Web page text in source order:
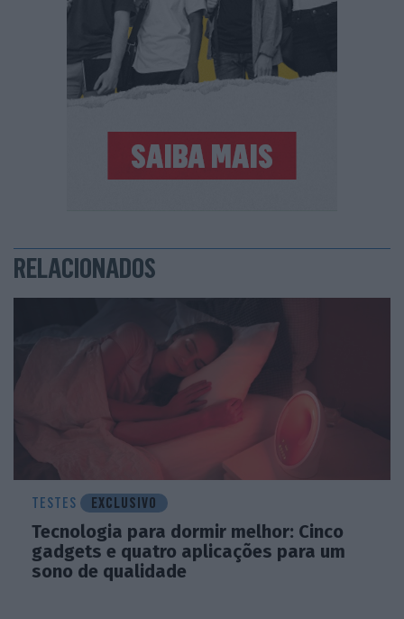
RELACIONADOS
TESTES EXCLUSIVO
Tecnologia para dormir melhor: Cinco
gadgets e quatro aplicações para um
sono de qualidade